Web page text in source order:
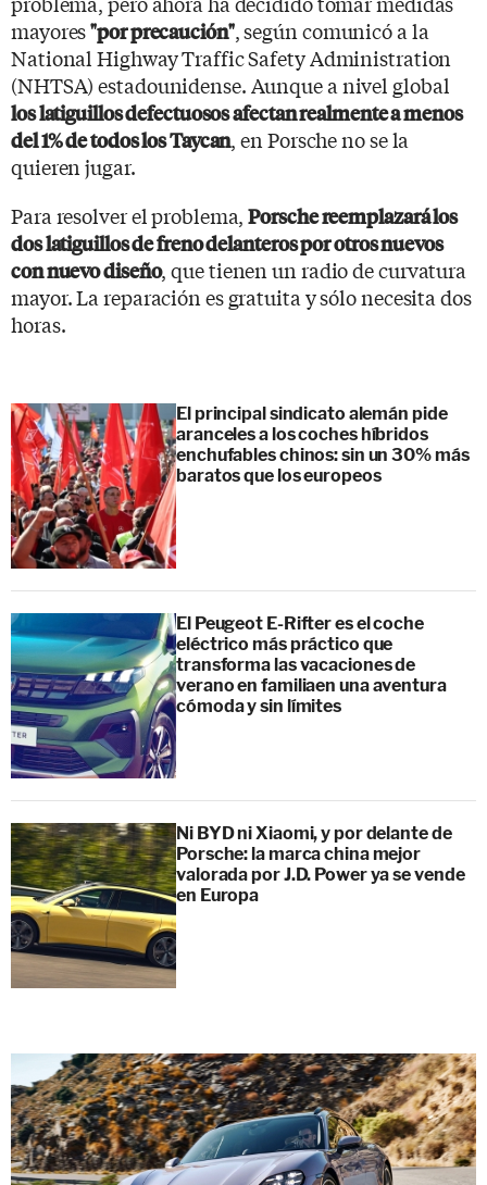
mayores"por precaución", según comunicó a la
National Highway Traffic Safety Administration
(NHTSA) estadounidense. Aunque a nivel global
los latiguillos defectuosos afectan realmente a menos
del 1% de todos los Taycan, en Porsche no se la
quieren jugar.
Para resolver el problema,Porsche reemplazará los
dos latiguillos de freno delanteros por otros nuevos
con nuevo diseño, que tienen un radio de curvatura
mayor. La reparación es gratuita y sólo necesita dos
horas.
El principal sindicato alemán pide
aranceles a los coches híbridos
enchufables chinos: sin un 30% más
baratos que los europeos
El Peugeot E-Rifter es el coche
eléctrico más práctico que
transforma las vacaciones de
verano en familiaen una aventura
cómoda y sin límites
Ni BYD ni Xiaomi, y por delante de
Porsche: la marca china mejor
valorada por J.D. Power ya se vende
en Europa